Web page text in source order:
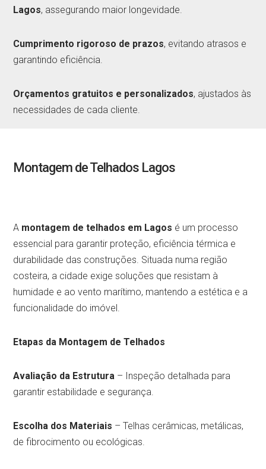
Lagos, assegurando maior longevidade.
Cumprimento rigoroso de prazos, evitando atrasos e
garantindo eficiência.
Orçamentos gratuitos e personalizados, ajustados às
necessidades de cada cliente.
Montagem de Telhados Lagos
A montagem de telhados em Lagos é um processo
essencial para garantir proteção, eficiência térmica e
durabilidade das construções. Situada numa região
costeira, a cidade exige soluções que resistam à
humidade e ao vento marítimo, mantendo a estética e a
funcionalidade do imóvel.
Etapas da Montagem de Telhados
Avaliação da Estrutura – Inspeção detalhada para
garantir estabilidade e segurança.
Escolha dos Materiais – Telhas cerâmicas, metálicas,
de fibrocimento ou ecológicas.